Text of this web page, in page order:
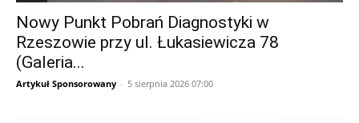
Nowy Punkt Pobrań Diagnostyki w
Rzeszowie przy ul. Łukasiewicza 78
(Galeria...
Artykuł Sponsorowany - 5 sierpnia 2026 07:00